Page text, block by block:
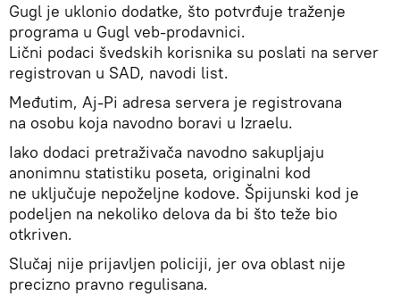
Gugl je uklonio dodatke, što potvrđuje traženje
programa u Gugl veb-prodavnici.
Lični podaci švedskih korisnika su poslati na server
registrovan u SAD, navodi list.
Međutim, Aj-Pi adresa servera je registrovana
na osobu koja navodno boravi u Izraelu.
Iako dodaci pretraživača navodno sakupljaju
anonimnu statistiku poseta, originalni kod
ne uključuje nepoželjne kodove. Špijunski kod je
podeljen na nekoliko delova da bi što teže bio
otkriven.
Slučaj nije prijavljen policiji, jer ova oblast nije
precizno pravno regulisana.